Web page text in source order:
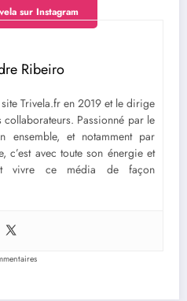
sur Instagram
Ribeiro
Trivela.fr en 2019 et le dirige
Passionné par le
ensemble, et notamment par
c’est avec toute son énergie et
vivre ce média de façon